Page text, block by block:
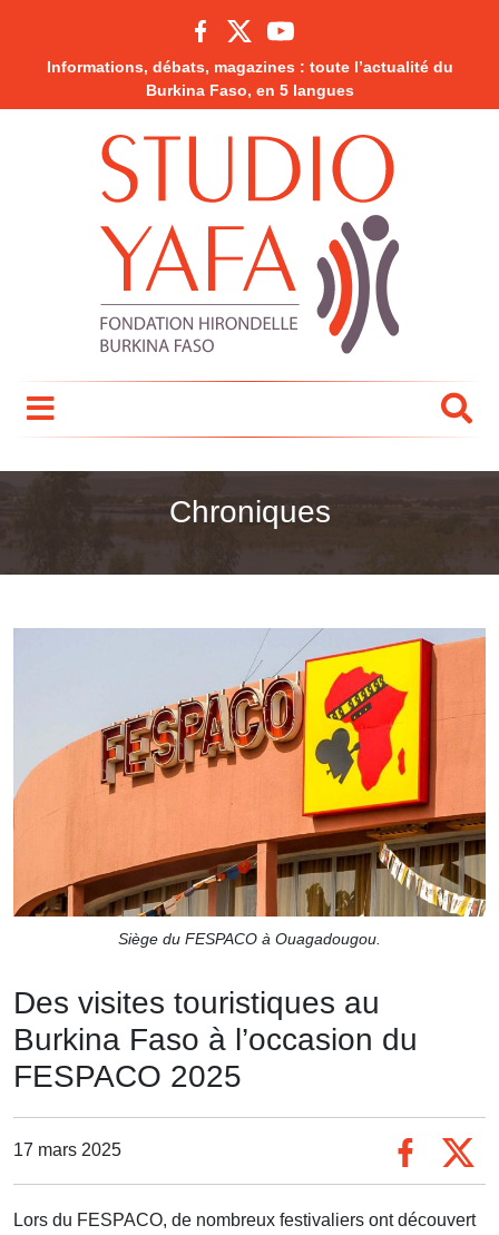
Informations, débats, magazines : toute l’actualité du
Burkina Faso, en 5 langues
Chroniques
Siège du FESPACO à Ouagadougou.
Des visites touristiques au
Burkina Faso à l’occasion du
FESPACO 2025
17 mars 2025
Lors du FESPACO, de nombreux festivaliers ont découvert